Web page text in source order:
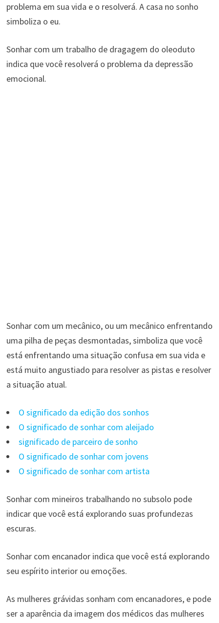
problema em sua vida e o resolverá. A casa no sonho
simboliza o eu.
Sonhar com um trabalho de dragagem do oleoduto
indica que você resolverá o problema da depressão
emocional.
Sonhar com um mecânico, ou um mecânico enfrentando
uma pilha de peças desmontadas, simboliza que você
está enfrentando uma situação confusa em sua vida e
está muito angustiado para resolver as pistas e resolver
a situação atual.
O significado da edição dos sonhos
O significado de sonhar com aleijado
significado de parceiro de sonho
O significado de sonhar com jovens
O significado de sonhar com artista
Sonhar com mineiros trabalhando no subsolo pode
indicar que você está explorando suas profundezas
escuras.
Sonhar com encanador indica que você está explorando
seu espírito interior ou emoções.
As mulheres grávidas sonham com encanadores, e pode
ser a aparência da imagem dos médicos das mulheres